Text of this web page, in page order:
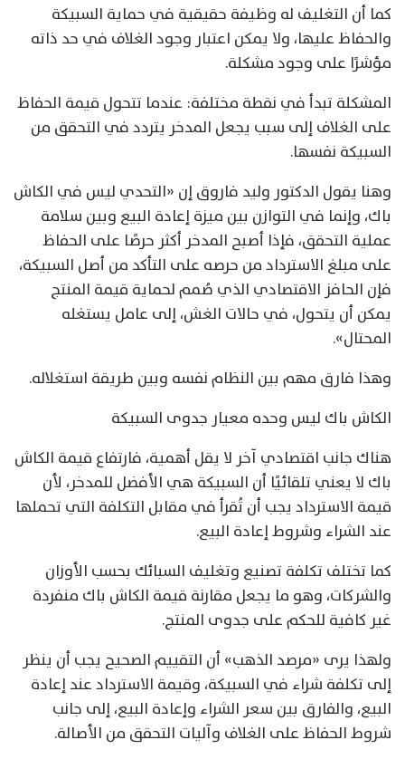
كما أن التغليف له وظيفة حقيقية في حماية السبيكة
والحفاظ عليها، ولا يمكن اعتبار وجود الغلاف في حد ذاته
مؤشرًا على وجود مشكلة.
المشكلة تبدأ في نقطة مختلفة: عندما تتحول قيمة الحفاظ
على الغلاف إلى سبب يجعل المدخر يتردد في التحقق من
السبيكة نفسها.
وهنا يقول الدكتور وليد فاروق إن «التحدي ليس في الكاش
باك، وإنما في التوازن بين ميزة إعادة البيع وبين سلامة
عملية التحقق، فإذا أصبح المدخر أكثر حرصًا على الحفاظ
على مبلغ الاسترداد من حرصه على التأكد من أصل السبيكة،
فإن الحافز الاقتصادي الذي صُمم لحماية قيمة المنتج
يمكن أن يتحول، في حالات الغش، إلى عامل يستغله
المحتال».
وهذا فارق مهم بين النظام نفسه وبين طريقة استغلاله.
الكاش باك ليس وحده معيار جدوى السبيكة
هناك جانب اقتصادي آخر لا يقل أهمية، فارتفاع قيمة الكاش
باك لا يعني تلقائيًا أن السبيكة هي الأفضل للمدخر، لأن
قيمة الاسترداد يجب أن تُقرأ في مقابل التكلفة التي تحملها
عند الشراء وشروط إعادة البيع.
كما تختلف تكلفة تصنيع وتغليف السبائك بحسب الأوزان
والشركات، وهو ما يجعل مقارنة قيمة الكاش باك منفردة
غير كافية للحكم على جدوى المنتج.
ولهذا يرى «مرصد الذهب» أن التقييم الصحيح يجب أن ينظر
إلى تكلفة شراء في السبيكة، وقيمة الاسترداد عند إعادة
البيع، والفارق بين سعر الشراء وإعادة البيع، إلى جانب
شروط الحفاظ على الغلاف وآليات التحقق من الأصالة.